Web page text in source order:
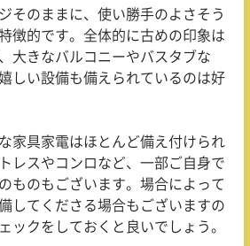
そのままに、使い勝手のよさそう
徴的です。全体的に古めの印象は
大きなバルコニーやバスタブな
しい設備も備えられているのは好
家具家電はほとんど備え付けられ
レスやコンロなど、一部ご自身で
ものもございます。場合によって
してくださる場合もございますの
ックをしておくと良いでしょう。